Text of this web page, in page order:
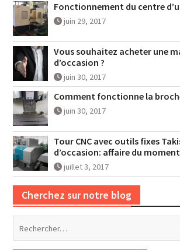
Fonctionnement du centre
juin 29, 2017
Vous souhaitez acheter une
d’occasion ?
juin 30, 2017
Comment fonctionne la
juin 30, 2017
Tour CNC avec outils fixes
d’occasion: affaire du
juillet 3, 2017
Cherchez sur notre blog